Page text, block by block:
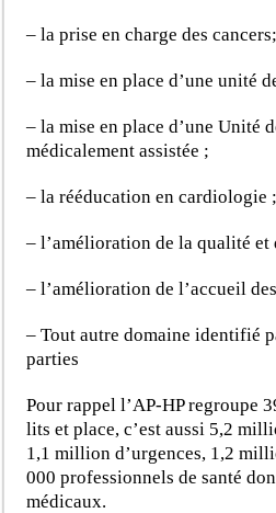
– la prise en charge des cancers;
– la mise en place d’une unité
– la mise en place d’une Unité
médicalement assistée ;
– la rééducation en cardiologie ;
– l’amélioration de la qualité et
– l’amélioration de l’accueil
– Tout autre domaine identifié
parties
Pour rappel l’AP-HP regroupe
lits et place, c’est aussi 5,2
1,1 million d’urgences, 1,2
000 professionnels de santé
médicaux.